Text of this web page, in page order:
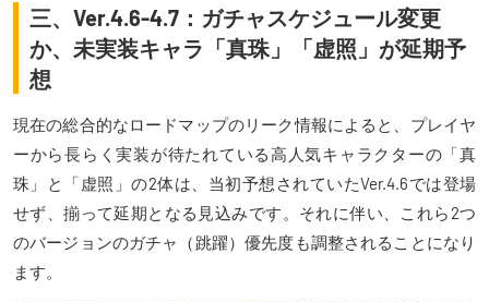
三、Ver.4.6-4.7：ガチャスケジュール変更
か、未実装キャラ「真珠」「虚照」が延期予
想
現在の総合的なロードマップのリーク情報によると、プレイヤ
ーから長らく実装が待たれている高人気キャラクターの「真
珠」と「虚照」の2体は、当初予想されていたVer.4.6では登場
せず、揃って延期となる見込みです。それに伴い、これら2つ
のバージョンのガチャ（跳躍）優先度も調整されることになり
ます。